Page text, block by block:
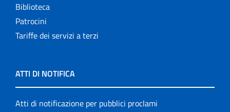
Biblioteca
Patrocini
Tariffe dei servizi a terzi
ATTI DI NOTIFICA
Atti di notificazione per pubblici proclami